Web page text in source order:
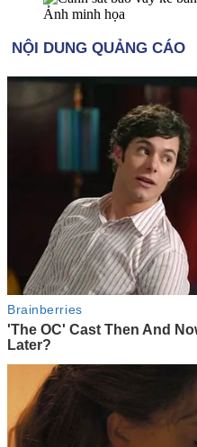
Ảnh minh họa